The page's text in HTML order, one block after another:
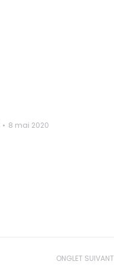
8 mai 2020
ONGLET SUIVANT